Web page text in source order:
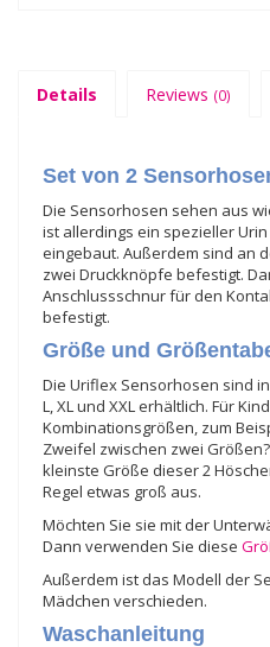
Details Reviews (0)
Set von 2
Die Sensorhosen sehen aus
ist allerdings ein spezieller
eingebaut. Außerdem sind an
zwei Druckknöpfe befestigt.
Anschlussschnur für den
befestigt.
Größe und
Die Uriflex Sensorhosen sind
L, XL und XXL erhältlich. Für
Kombinationsgrößen, zum
Zweifel zwischen zwei
kleinste Größe dieser 2
Regel etwas groß aus.
Möchten Sie sie mit der
Dann verwenden Sie diese
Außerdem ist das Modell der
Mädchen verschieden.
Waschanleitung